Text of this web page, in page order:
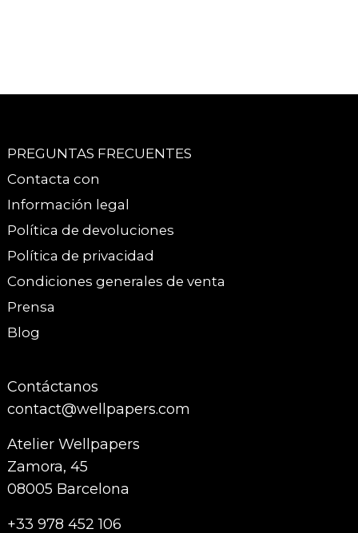
PREGUNTAS FRECUENTES
Contacta con
Información legal
Política de devoluciones
Política de privacidad
Condiciones generales de venta
Prensa
Blog
Contáctanos
contact@wellpapers.com
Atelier Wellpapers
Zamora, 45
08005 Barcelona
+33 978 452 106